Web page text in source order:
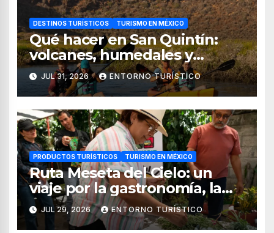
DESTINOS TURÍSTICOS TURISMO EN MÉXICO
Qué hacer en San Quintín:
volcanes, humedales y
sabores del mar
JUL 31, 2026 ENTORNO TURÍSTICO
PRODUCTOS TURÍSTICOS TURISMO EN MÉXICO
Ruta Meseta del Cielo: un
viaje por la gastronomía, la
cultura y los paisajes de
Nayarit
JUL 29, 2026 ENTORNO TURÍSTICO